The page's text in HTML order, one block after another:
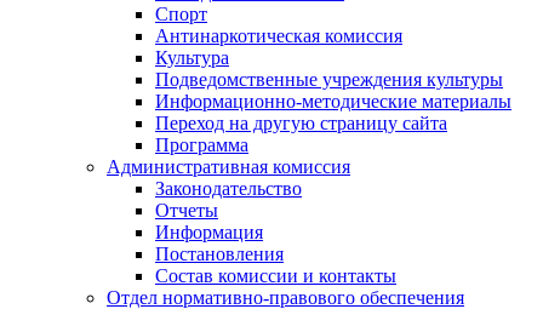
Спорт
Антинаркотическая комиссия
Культура
Подведомственные учреждения культуры
Информационно-методические материалы
Переход на другую страницу сайта
Программа
Административная комиссия
Законодательство
Отчеты
Информация
Постановления
Состав комиссии и контакты
Отдел нормативно-правового обеспечения